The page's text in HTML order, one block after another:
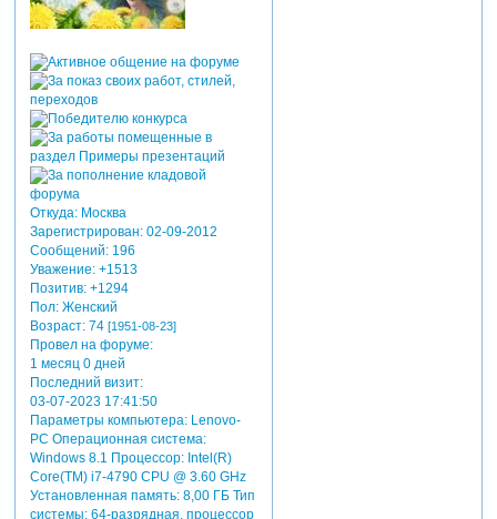
Откуда:Москва
Зарегистрирован: 02-09-2012
Сообщений:196
Уважение: +1513
Позитив: +1294
Пол:Женский
Возраст:74 [1951-08-23]
Провел на форуме:
1 месяц 0 дней
Последний визит:
03-07-2023 17:41:50
Параметры компьютера:Lenovo-
PC Операционная система:
Windows 8.1 Процессор: Intel(R)
Core(TM) i7-4790 CPU @ 3.60 GHz
Установленная память: 8,00 ГБ Тип
системы: 64-разрядная, процессор